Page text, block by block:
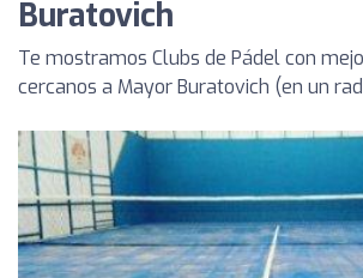
Buratovich
Te mostramos Clubs de Pádel con
cercanos a Mayor Buratovich (en un